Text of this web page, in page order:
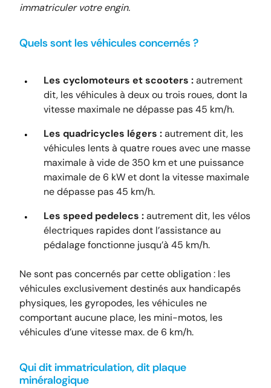
immatriculer votre engin.
Quels sont les véhicules concernés ?
Les cyclomoteurs et scooters :autrement
dit, les véhicules à deux ou trois roues, dont la
vitesse maximale ne dépasse pas 45 km/h.
Les quadricycles légers :autrement dit, les
véhicules lents à quatre roues avec une masse
maximale à vide de 350 km et une puissance
maximale de 6 kW et dont la vitesse maximale
ne dépasse pas 45 km/h.
Les speed pedelecs :autrement dit, les vélos
électriques rapides dont l’assistance au
pédalage fonctionne jusqu’à 45 km/h.
Ne sont pas concernés par cette obligation : les
véhicules exclusivement destinés aux handicapés
physiques, les gyropodes, les véhicules ne
comportant aucune place, les mini-motos, les
véhicules d’une vitesse max. de 6 km/h.
Qui dit immatriculation, dit plaque
minéralogique